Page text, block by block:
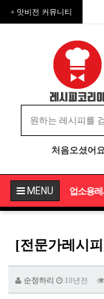
+ 맛비전 커뮤니티
처음오셨어
MENU 업소용레
[전문가레시
순정하리 10년전